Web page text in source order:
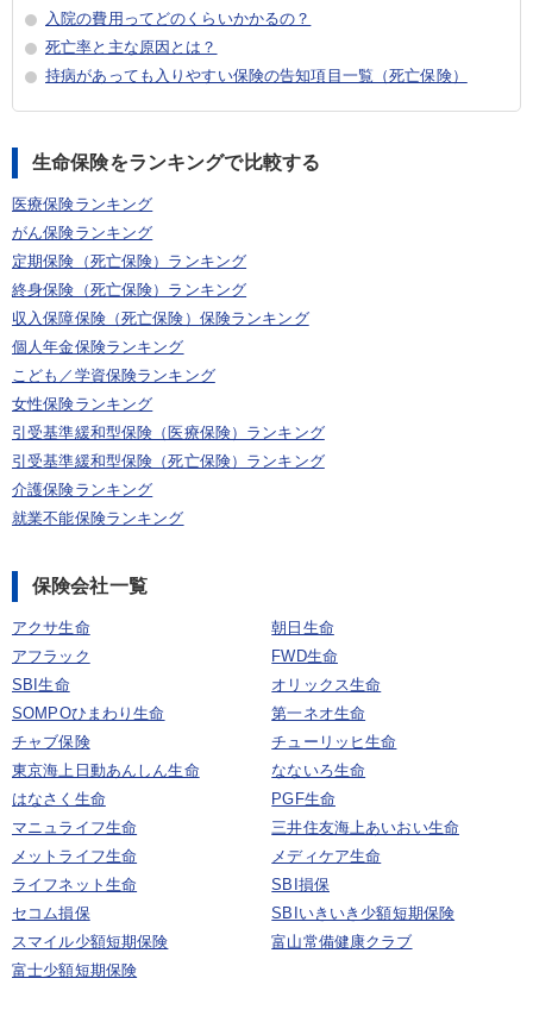
入院の費用ってどのくらいかかるの？
死亡率と主な原因とは？
持病があっても入りやすい保険の告知項目一覧（死亡保険）
生命保険をランキングで比較する
医療保険ランキング
がん保険ランキング
定期保険（死亡保険）ランキング
終身保険（死亡保険）ランキング
収入保障保険（死亡保険）保険ランキング
個人年金保険ランキング
こども／学資保険ランキング
女性保険ランキング
引受基準緩和型保険（医療保険）ランキング
引受基準緩和型保険（死亡保険）ランキング
介護保険ランキング
就業不能保険ランキング
保険会社一覧
アクサ生命
朝日生命
アフラック
FWD生命
SBI生命
オリックス生命
SOMPOひまわり生命
第一ネオ生命
チャブ保険
チューリッヒ生命
東京海上日動あんしん生命
なないろ生命
はなさく生命
PGF生命
マニュライフ生命
三井住友海上あいおい生命
メットライフ生命
メディケア生命
ライフネット生命
SBI損保
セコム損保
SBIいきいき少額短期保険
スマイル少額短期保険
富山常備健康クラブ
富士少額短期保険